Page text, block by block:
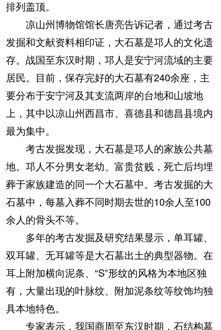
排列盖顶。
凉山州博物馆馆长唐亮告诉记者，通过考古
发掘和文献资料相印证，大石墓是邛人的文化遗
存。战国至东汉时期，邛人是安宁河流域的主要
居民。目前，保存完好的大石墓有240余座，主
要分布于安宁河及其支流两岸的台地和山坡地
上，其中以凉山州西昌市、喜德县和德昌县境内
最为集中。
考古发掘发现，大石墓是邛人的家族公共墓
地。邛人不分男女老幼、富贵贫贱，死亡后均埋
葬于家族建造的同一个大石墓中。考古发掘的大
石墓中，每墓入葬不同时期去世的10余人至100
余人的骨头不等。
多年的考古发掘及研究结果显示，单耳罐、
双耳罐、无耳罐等是大石墓出土的典型器物。在
耳上附加横向泥条、“S”形纹的风格为本地区独
有，大量出现的叶脉纹、附加泥条纹等纹饰均独
具本地特色。
专家表示，我国商周至东汉时期，石结构墓